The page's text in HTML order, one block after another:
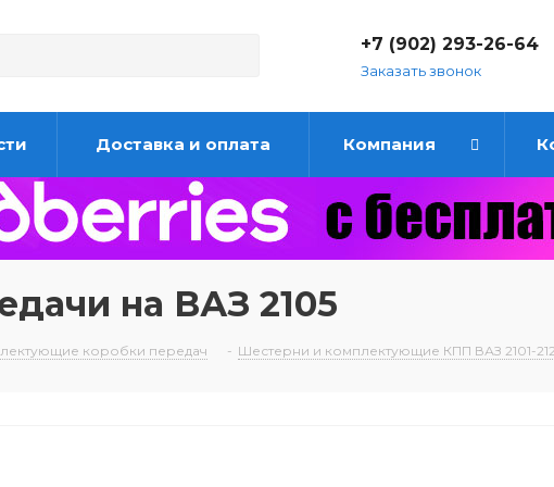
+7 (902) 293-26-64
Заказать звонок
Доставка и оплата Компания
на ВАЗ 2105
коробки передач - Шестерни и комплектующие КПП ВАЗ 2101-